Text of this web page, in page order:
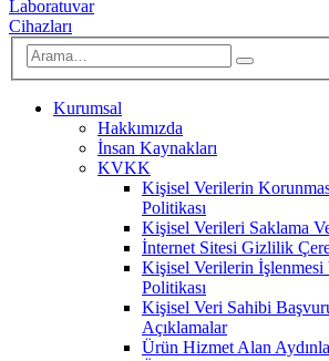
Kurumsal
Hakkımızda
İnsan Kaynakları
KVKK
Kişisel Verilerin
Politikası
Kişisel Verileri Saklama
İnternet Sitesi Gizlilik
Kişisel Verilerin İşlenmesi
Politikası
Kişisel Veri Sahibi
Açıklamalar
Ürün Hizmet Alan